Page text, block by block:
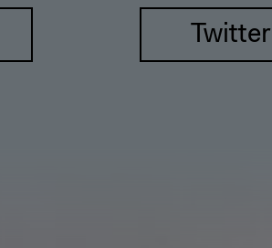
Twitter